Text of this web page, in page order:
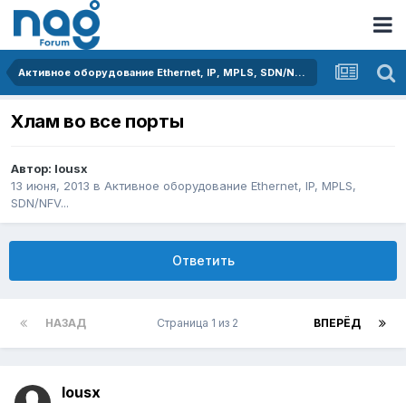
Активное оборудование Ethernet, IP, MPLS, SDN/NFV...
Хлам во все порты
Автор: lousx
13 июня, 2013 в Активное оборудование Ethernet, IP, MPLS,
SDN/NFV...
Ответить
НАЗАД ВПЕРЁД
Страница 1 из 2
lousx